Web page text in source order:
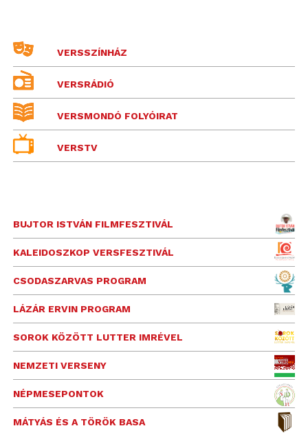
VERSSZÍNHÁZ
VERSRÁDIÓ
VERSMONDÓ FOLYÓIRAT
VERSTV
BUJTOR ISTVÁN FILMFESZTIVÁL
KALEIDOSZKOP VERSFESZTIVÁL
CSODASZARVAS PROGRAM
LÁZÁR ERVIN PROGRAM
SOROK KÖZÖTT LUTTER IMRÉVEL
NEMZETI VERSENY
NÉPMESEPONTOK
MÁTYÁS ÉS A TÖRÖK BASA